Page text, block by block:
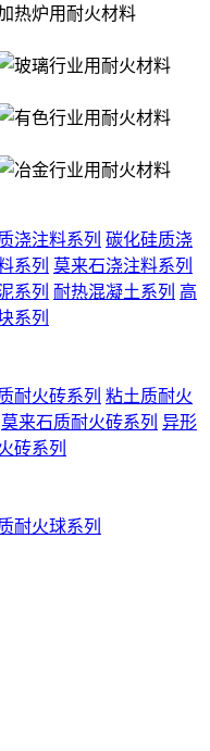
浇注料系列 碳化硅质浇
系列 莫来石浇注料系列
系列 耐热混凝土系列 高
系列
耐火砖系列 粘土质耐火
莫来石质耐火砖系列 异形
砖系列
耐火球系列